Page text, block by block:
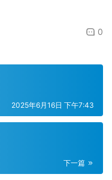
0
2025年6月16日 下午7:43
下一篇